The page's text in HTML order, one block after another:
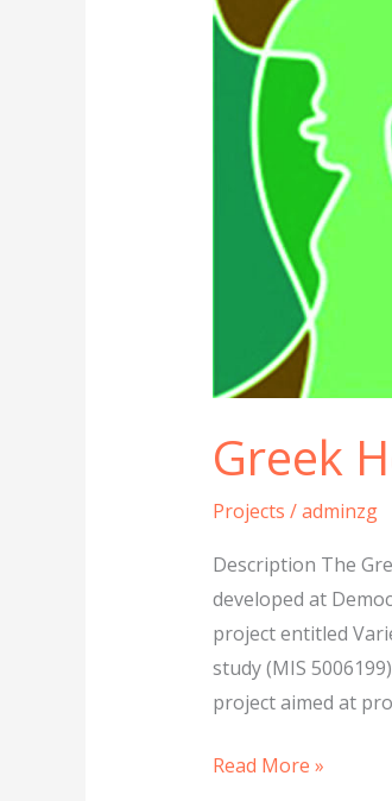
Greek
Projects /adminzg
Description The
developed at
project entitled
study (MIS
project aimed at
Heritage
Language
Corpus
Read More »